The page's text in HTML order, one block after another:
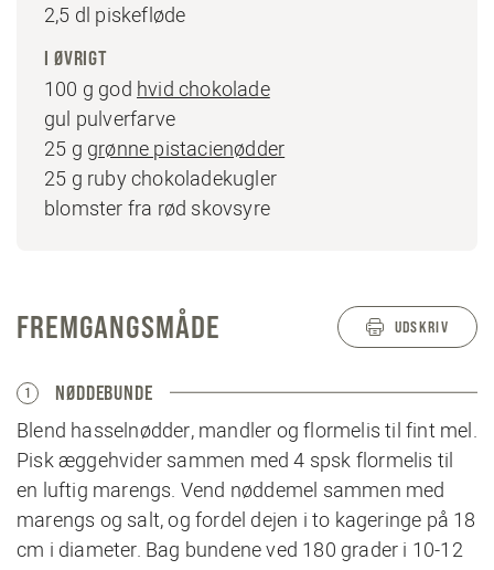
2,5 dl piskefløde
I ØVRIGT
100 g god hvid chokolade
gul pulverfarve
25 g grønne pistacienødder
25 g ruby chokoladekugler
blomster fra rød skovsyre
FREMGANGSMÅDE UDSKRIV
1 NØDDEBUNDE
Blend hasselnødder, mandler og flormelis til fint mel.
Pisk æggehvider sammen med 4 spsk flormelis til
en luftig marengs. Vend nøddemel sammen med
marengs og salt, og fordel dejen i to kageringe på 18
cm i diameter. Bag bundene ved 180 grader i 10-12